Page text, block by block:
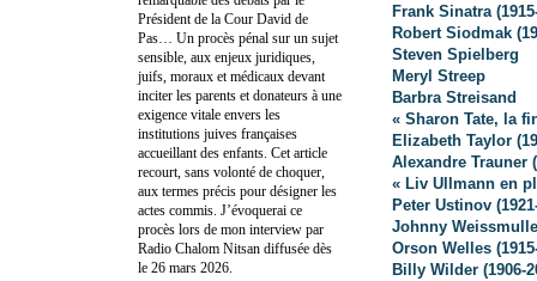
Frank Sinatra
Robert Siodmak
Steven Spielberg
Meryl Streep
Barbra Streisand
« Sharon Tate, la
Elizabeth Taylor
Alexandre Trauner
« Liv Ullmann en
Peter Ustinov
Johnny
Orson Welles
Billy Wilder (1906-
Président de la Cour David de
Pas… Un procès pénal sur un sujet
sensible, aux enjeux juridiques,
juifs, moraux et médicaux devant
inciter les parents et donateurs à une
exigence vitale envers les
institutions juives françaises
accueillant des enfants. Cet article
recourt, sans volonté de choquer,
aux termes précis pour désigner les
actes commis. J’évoquerai ce
procès lors de mon interview par
Radio Chalom Nitsan diffusée dès
le 26 mars 2026.